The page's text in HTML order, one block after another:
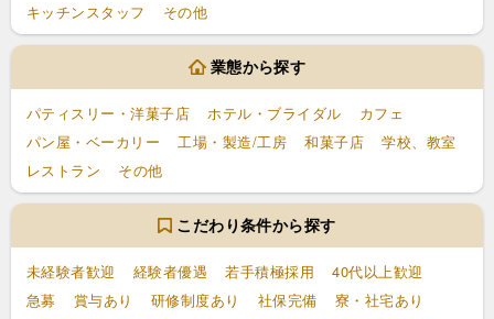
キッチンスタッフ
その他
業態から探す
パティスリー・洋菓子店 ホテル・ブライダル
カフェ
パン屋・ベーカリー
工場・製造/工房 和菓子店
学校、教室
レストラン
その他
こだわり条件から探す
未経験者歓迎 経験者優遇 若手積極採用
40代以上歓迎
急募
賞与あり 研修制度あり 社保完備
寮・社宅あり